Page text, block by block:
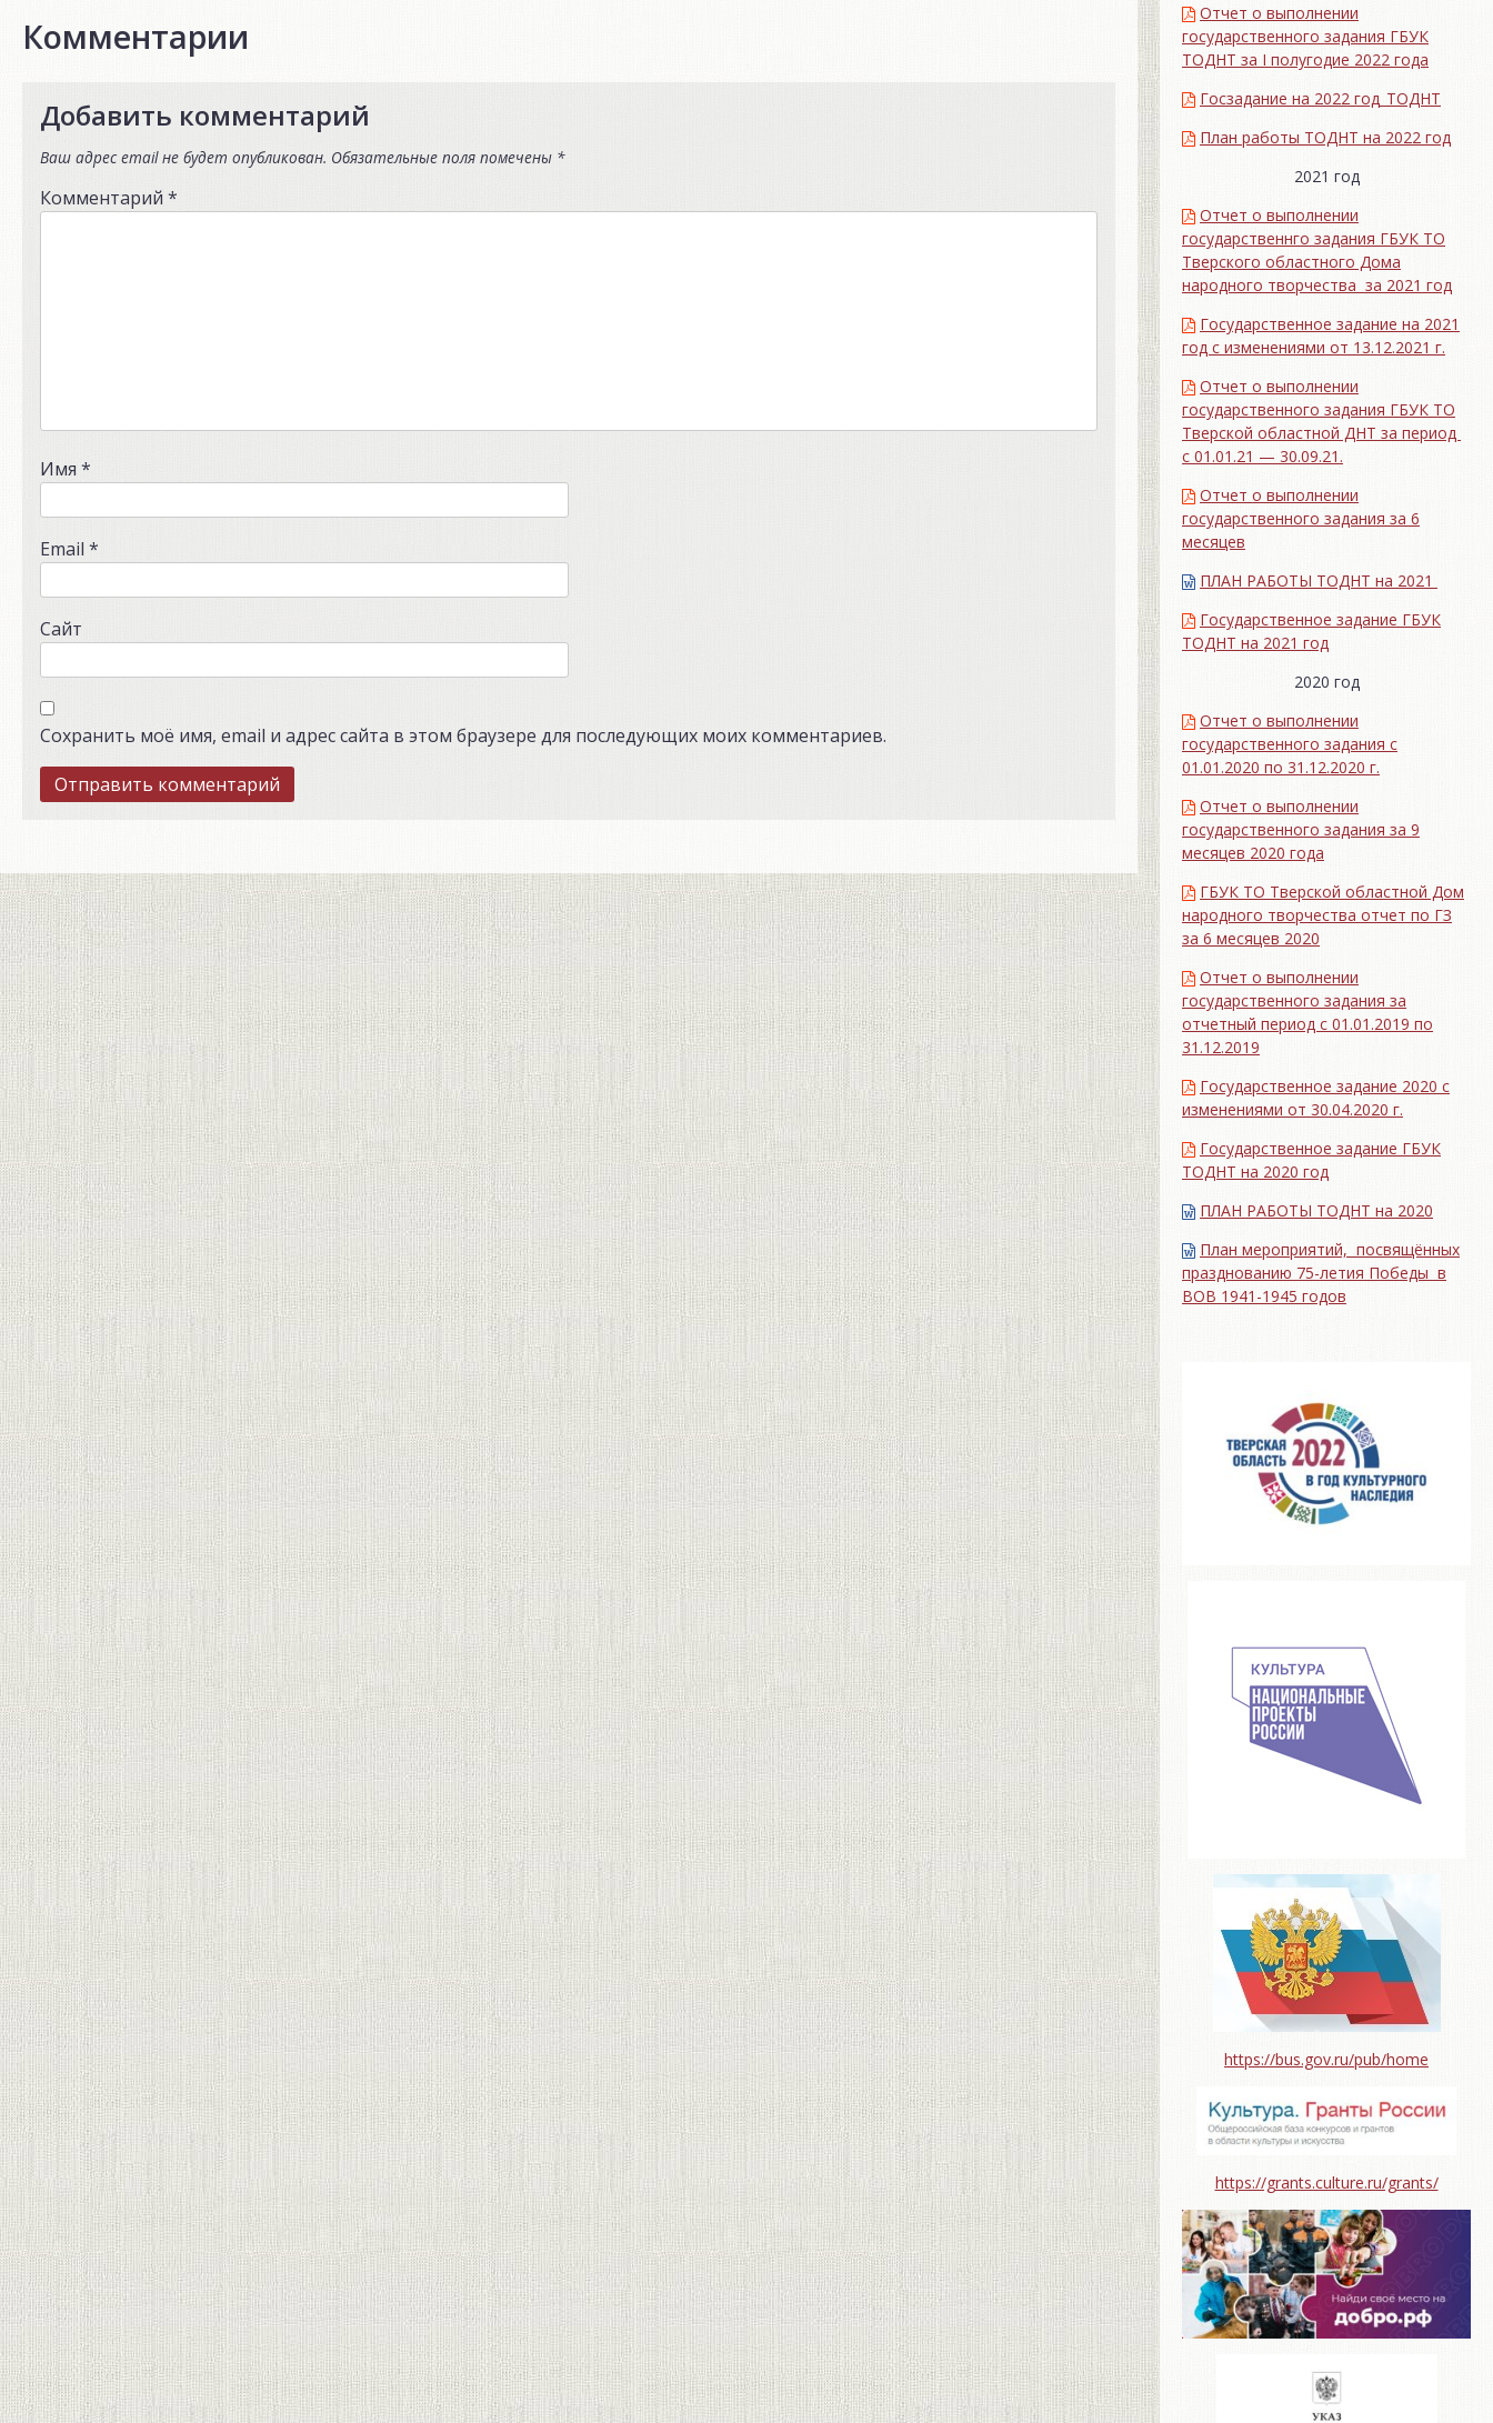
Комментарии
Добавить комментарий
Ваш адрес email не будет опубликован. Обязательные поля помечены *
Комментарий *
Имя *
Email *
Сайт
Сохранить моё имя, email и адрес сайта в этом браузере для последующих моих комментариев.
Отчет о выполнении
государственного задания ГБУК
ТОДНТ за I полугодие 2022 года
Госзадание на 2022 год_ТОДНТ
План работы ТОДНТ на 2022 год
2021 год
Отчет о выполнении
государственнго задания ГБУК ТО
Тверского областного Дома
народного творчества за 2021 год
Государственное задание на 2021
год с изменениями от 13.12.2021 г.
Отчет о выполнении
государственного задания ГБУК ТО
Тверской областной ДНТ за период
с 01.01.21 — 30.09.21.
Отчет о выполнении
государственного задания за 6
месяцев
ПЛАН РАБОТЫ ТОДНТ на 2021
Государственное задание ГБУК
ТОДНТ на 2021 год
2020 год
Отчет о выполнении
государственного задания с
01.01.2020 по 31.12.2020 г.
Отчет о выполнении
государственного задания за 9
месяцев 2020 года
ГБУК ТО Тверской областной Дом
народного творчества отчет по ГЗ
за 6 месяцев 2020
Отчет о выполнении
государственного задания за
отчетный период с 01.01.2019 по
31.12.2019
Государственное задание 2020 с
изменениями от 30.04.2020 г.
Государственное задание ГБУК
ТОДНТ на 2020 год
ПЛАН РАБОТЫ ТОДНТ на 2020
План мероприятий, посвящённых
празднованию 75-летия Победы в
ВОВ 1941-1945 годов
https://bus.gov.ru/pub/home
https://grants.culture.ru/grants/